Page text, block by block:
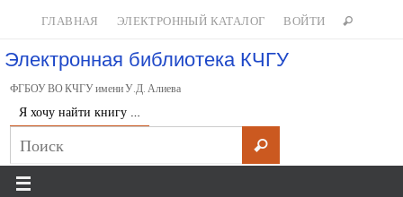
ГЛАВНАЯ ЭЛЕКТРОННЫЙ КАТАЛОГ ВОЙТИ
Электронная библиотека КЧГУ
ФГБОУ ВО КЧГУ имени У.Д. Алиева
Я хочу найти книгу …